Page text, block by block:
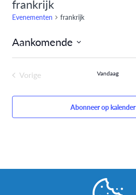
frankrijk
Evenementen frankrijk
Aankomende
Selecteer
datum.
Vorige
Vandaag
Abonneer op kalender